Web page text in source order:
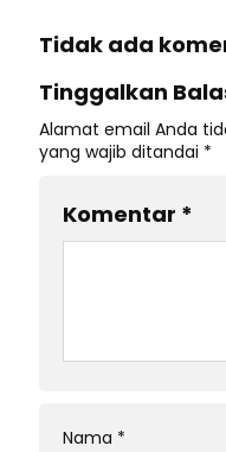
Tidak ada
Tinggalkan
Alamat email Anda
yang wajib ditandai *
Komentar *
Nama *